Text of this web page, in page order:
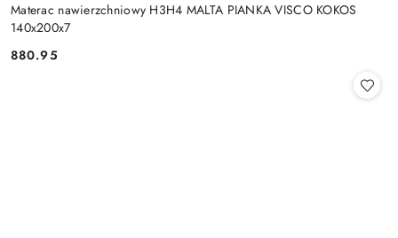
Materac nawierzchniowy H3H4 MALTA PIANKA VISCO KOKOS
140x200x7
Cena:
880.95